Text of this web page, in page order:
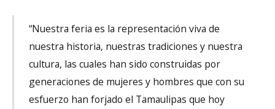
“Nuestra feria es la representación viva de
nuestra historia, nuestras tradiciones y nuestra
cultura, las cuales han sido construidas por
generaciones de mujeres y hombres que con su
esfuerzo han forjado el Tamaulipas que hoy